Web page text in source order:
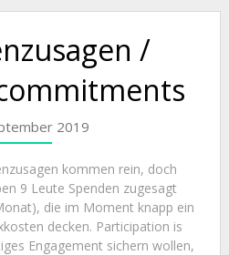
/
2019
kommen rein, doch
9 Leute Spenden zugesagt
die im Moment knapp ein
decken. Participation is
Engagement sichern wollen,